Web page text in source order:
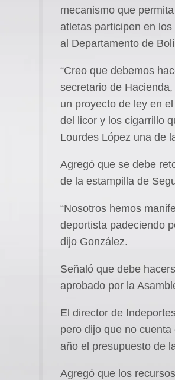
mecanismo que
atletas participen en
al Departamento de
“Creo que debemos
secretario de
un proyecto de ley en
del licor y los cigarrillo
Lourdes López una de
Agregó que se debe
de la estampilla de
“Nosotros hemos
deportista padeciendo
dijo González.
Señaló que debe
aprobado por la
El director de
pero dijo que no
año el presupuesto de
Agregó que los